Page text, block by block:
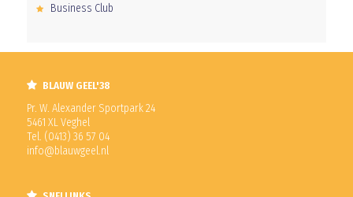
Business Club
BLAUW GEEL'38
Pr. W. Alexander Sportpark 24
5461 XL Veghel
Tel. (0413) 36 57 04
info@blauwgeel.nl